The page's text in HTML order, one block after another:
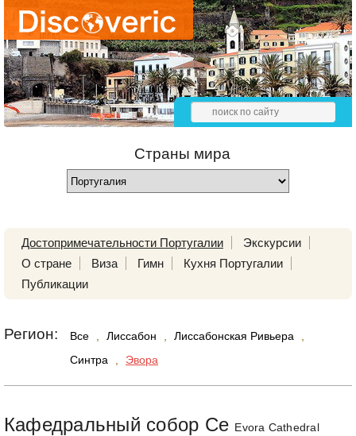
Страны мира
Достопримечательности Португалии
Экскурсии
О стране
Виза Гимн
Кухня Португалии
Публикации
Регион: Все Лиссабон Лиссабонская Ривьера
Синтра
Эвора
Кафедральный собор Се Evora Cathedral